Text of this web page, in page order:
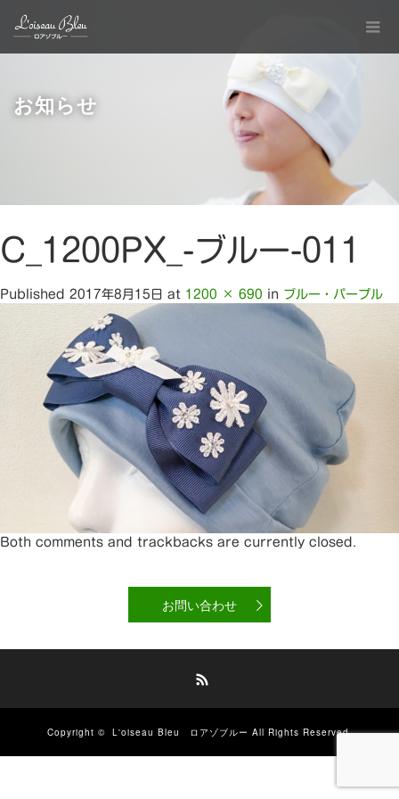
お知らせ
C_1200PX_-ブルー-011
Published 2017年8月15日 at 1200 × 690 in ブルー・パープル
Both comments and trackbacks are currently closed.
お問い合わせ
Copyright © L'oiseau Bleu ロアゾブルー All Rights Reserved.